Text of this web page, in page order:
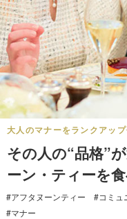
大人のマナーをランクアッ
その人の“品格”
ーン・ティーを
#アフタヌーンティー
#コミュ
#マナー